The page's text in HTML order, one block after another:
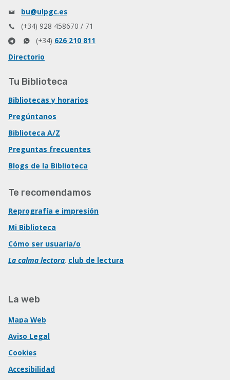
bu@ulpgc.es
(+34) 928 458670 / 71
(+34) 626 210 811
Directorio
Tu Biblioteca
Bibliotecas y horarios
Pregúntanos
Biblioteca A/Z
Preguntas frecuentes
Blogs de la Biblioteca
Te recomendamos
Reprografía e impresión
Mi Biblioteca
Cómo ser usuaria/o
La calma lectora, club de lectura
La web
Mapa Web
Aviso Legal
Cookies
Accesibilidad